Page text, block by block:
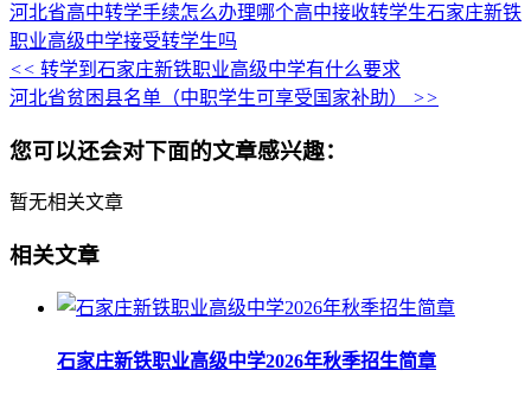
河北省高中转学手续怎么办理哪个高中接收转学生石家庄新铁
职业高级中学接受转学生吗
<< 转学到石家庄新铁职业高级中学有什么要求
河北省贫困县名单（中职学生可享受国家补助） >>
您可以还会对下面的文章感兴趣：
暂无相关文章
相关文章
石家庄新铁职业高级中学2026年秋季招生简章